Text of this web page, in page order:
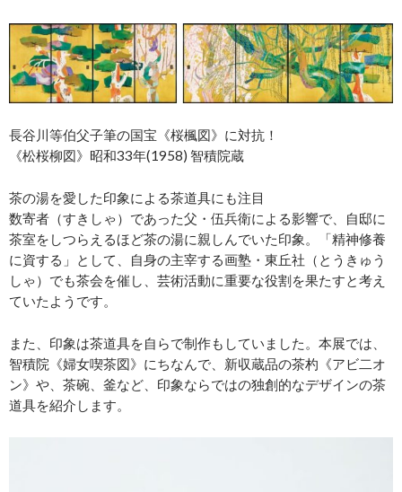
長谷川等伯父子筆の国宝《桜楓図》に対抗！
《松桜柳図》昭和33年(1958) 智積院蔵
茶の湯を愛した印象による茶道具にも注目
数寄者（すきしゃ）であった父・伍兵衛による影響で、自邸に
茶室をしつらえるほど茶の湯に親しんでいた印象。「精神修養
に資する」として、自身の主宰する画塾・東丘社（とうきゅう
しゃ）でも茶会を催し、芸術活動に重要な役割を果たすと考え
ていたようです。
また、印象は茶道具を自らで制作もしていました。本展では、
智積院《婦女喫茶図》にちなんで、新収蔵品の茶杓《アビ二オ
ン》や、茶碗、釜など、印象ならではの独創的なデザインの茶
道具を紹介します。